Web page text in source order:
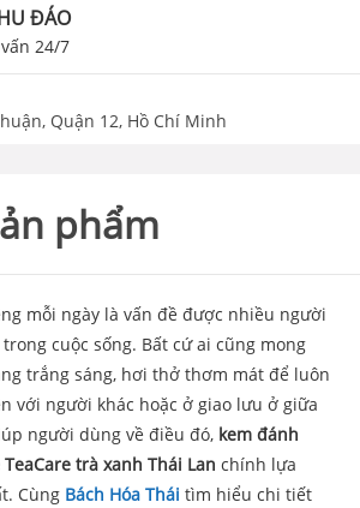
ĐÁO
24/7
Quận 12, Hồ Chí Minh
phẩm
mỗi ngày là vấn đề được nhiều người
cuộc sống. Bất cứ ai cũng mong
trắng sáng, hơi thở thơm mát để luôn
với người khác hoặc ở giao lưu ở giữa
người dùng về điều đó, kem đánh
trà xanh Thái Lan chính lựa
Cùng Bách Hóa Thái tìm hiểu chi tiết